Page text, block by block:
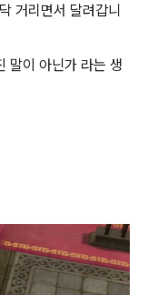
거리면서 달려갑니
말이 아닌가 라는 생